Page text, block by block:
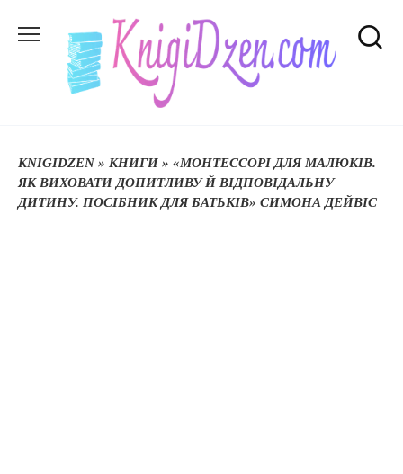
до
KNIGIDZEN» КНИГИ » «МОНТЕССОРІ ДЛЯ МАЛЮКІВ.
ЯК ВИХОВАТИ ДОПИТЛИВУ Й ВІДПОВІДАЛЬНУ
ДИТИНУ. ПОСІБНИК ДЛЯ БАТЬКІВ» СИМОНА ДЕЙВІС